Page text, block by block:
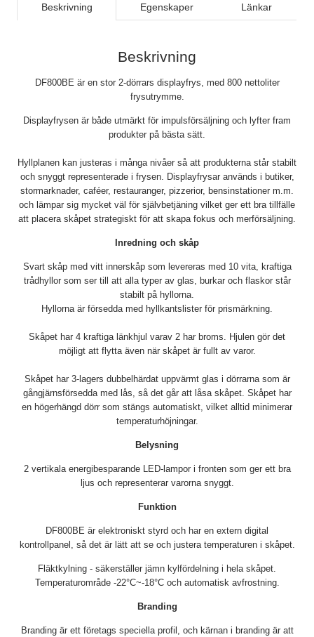
Beskrivning Egenskaper Länkar
Beskrivning
DF800BE är en stor 2-dörrars displayfrys, med 800 nettoliter
frysutrymme.
Displayfrysen är både utmärkt för impulsförsäljning och lyfter fram
produkter på bästa sätt.
Hyllplanen kan justeras i många nivåer så att produkterna står stabilt
och snyggt representerade i frysen. Displayfrysar används i butiker,
stormarknader, caféer, restauranger, pizzerior, bensinstationer m.m.
och lämpar sig mycket väl för självbetjäning vilket ger ett bra tillfälle
att placera skåpet strategiskt för att skapa fokus och merförsäljning.
Inredning och skåp
Svart skåp med vitt innerskåp som levereras med 10 vita, kraftiga
trådhyllor som ser till att alla typer av glas, burkar och flaskor står
stabilt på hyllorna.
Hyllorna är försedda med hyllkantslister för prismärkning.
Skåpet har 4 kraftiga länkhjul varav 2 har broms. Hjulen gör det
möjligt att flytta även när skåpet är fullt av varor.
Skåpet har 3-lagers dubbelhärdat uppvärmt glas i dörrarna som är
gångjärnsförsedda med lås, så det går att låsa skåpet. Skåpet har
en högerhängd dörr som stängs automatiskt, vilket alltid minimerar
temperaturhöjningar.
Belysning
2 vertikala energibesparande LED-lampor i fronten som ger ett bra
ljus och representerar varorna snyggt.
Funktion
DF800BE är elektroniskt styrd och har en extern digital
kontrollpanel, så det är lätt att se och justera temperaturen i skåpet.
Fläktkylning - säkerställer jämn kylfördelning i hela skåpet.
Temperaturområde -22°C~-18°C och automatisk avfrostning.
Branding
Branding är ett företags speciella profil, och kärnan i branding är att